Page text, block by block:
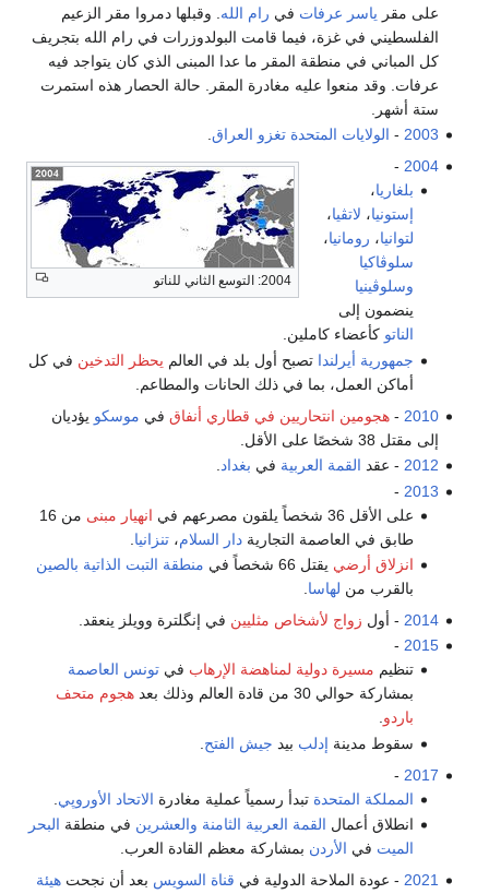
على مقر ياسر عرفات في رام الله . وقبلها دمروا مقر الزعيم
الفلسطيني في غزة، فيما قامت البولدوزرات في رام الله بتجريف
كل المباني في منطقة المقر ما عدا المبنى الذي كان يتواجد فيه
عرفات. وقد منعوا عليه مغادرة المقر. حالة الحصار هذه استمرت
ستة أشهر.
2003
- الولايات المتحدة تغزو العراق.
2004: التوسع الثاني للناتو
2004
-
بلغاريا،
إستونيا، لاتڤيا،
لتوانيا، رومانيا،
سلوڤاكيا
وسلوڤينيا
ينضمون إلى
الناتو كأعضاء كاملين.
جمهورية أيرلندا تصبح أول بلد في العالم يحظر التدخين في كل
أماكن العمل، بما في ذلك الحانات والمطاعم.
2010
-هجومين انتحاريين في قطاري أنفاق في موسكو يؤديان
إلى مقتل 38 شخصًا على الأقل.
2012 - عقد القمة العربية في بغداد.
2013
-
على الأقل 36 شخصاً يلقون مصرعهم في
انهيار مبنى
من 16
طابق في العاصمة التجارية دار السلام، تنزانيا
انزلاق أرضي يقتل 66 شخصاً في منطقة التبت الذاتية بالصين
بالقرب من لهاسا
2014 - أول زواج لأشخاص مثليين في إنگلترة وويلز ينعقد.
2015
-
تنظيم مسيرة دولية لمناهضة الإرهاب في تونس العاصمة
بمشاركة حوالي 30 من قادة العالم وذلك بعد
هجوم متحف
باردو.
سقوط مدينة إدلب بيد جيش الفتح
2017
-
المملكة المتحدة تبدأ رسمياً عملية مغادرة الاتحاد الأوروپي
انطلاق أعمال القمة العربية الثامنة والعشرين في منطقة البحر
الميت في الأردن بمشاركة معظم القادة العرب.
2021 - عودة الملاحة الدولية في قناة السويس بعد أن نجحتهيئة